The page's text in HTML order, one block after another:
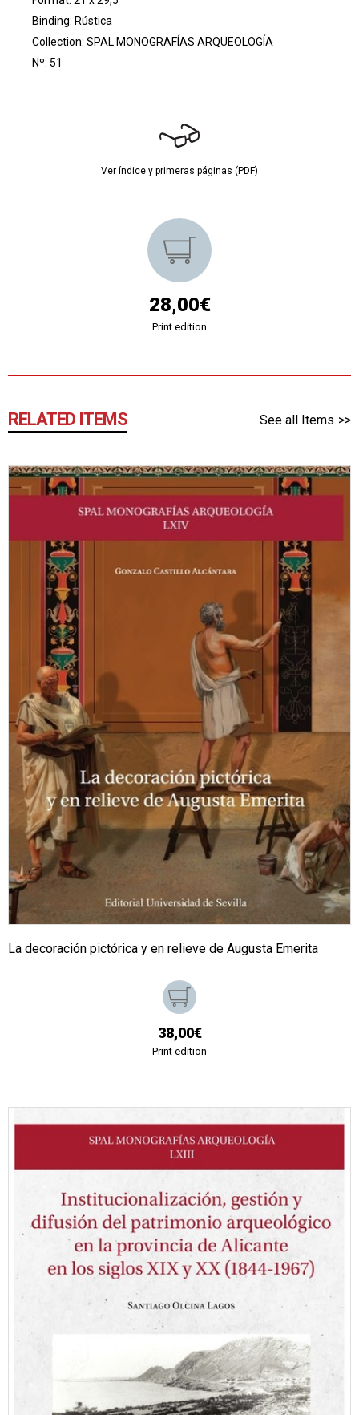
Binding: Rústica
Collection: SPAL MONOGRAFÍAS ARQUEOLOGÍA
Nº: 51
Ver índice y primeras páginas (PDF)
28,00€
Print edition
RELATED ITEMS See all Items
La decoración pictórica y en relieve de Augusta Emerita
38,00€
Print edition